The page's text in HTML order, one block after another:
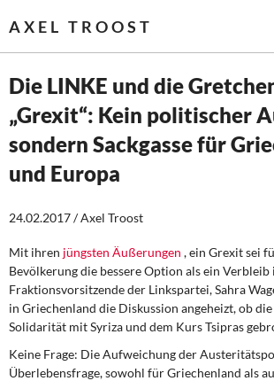
AXEL TROOST
Startseite
Themen
Wirtschaftspolitik
Steuer- und Finanzpolitik
Öffentliche Infrastruktur und
Eurokrise und Griechenland
Die LINKE und die
„Grexit“: Kein politischer
sondern Sackgasse für
und Europa
24.02.2017 / Axel Troost
Mit ihren jüngsten Äußerungen , ein Grexit sei
Bevölkerung die bessere Option als ein Verbleib
Fraktionsvorsitzende der Linkspartei, Sahra
in Griechenland die Diskussion angeheizt, ob
Solidarität mit Syriza und dem Kurs Tsipras
Keine Frage: Die Aufweichung der
Überlebensfrage, sowohl für Griechenland als